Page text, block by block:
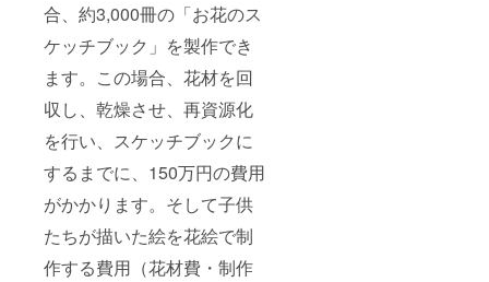
合、約3,000冊の「お花のス
ケッチブック」を製作でき
ます。この場合、花材を回
収し、乾燥させ、再資源化
を行い、スケッチブックに
するまでに、150万円の費用
がかかります。そして子供
たちが描いた絵を花絵で制
作する費用（花材費・制作